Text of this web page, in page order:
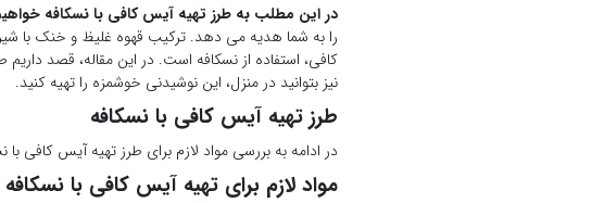
در این مطلب به طرز تهیه آیس کافی با نسکافه
را به شما هدیه می دهد. ترکیب قهوه غلیظ و خنک با
کافی، استفاده از نسکافه است. در این مقاله، قصد
نیز بتوانید در منزل، این نوشیدنی خوشمزه را تهیه کنید.
طرز تهیه آیس کافی با نسکافه
در ادامه به بررسی مواد لازم برای طرز تهیه آیس کافی
مواد لازم برای تهیه آیس کافی با